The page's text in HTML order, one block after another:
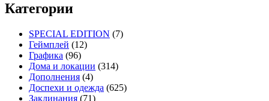
Категории
SPECIAL EDITION (7)
Геймплей (12)
Графика (96)
Дома и локации (314)
Дополнения (4)
Доспехи и одежда (625)
Заклинания (71)